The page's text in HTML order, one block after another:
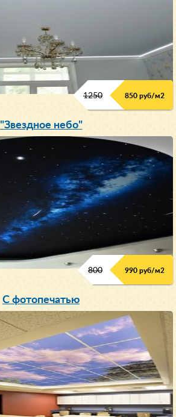
1250 850 руб/м2
"Звездное небо"
800 990 руб/м2
С фотопечатью